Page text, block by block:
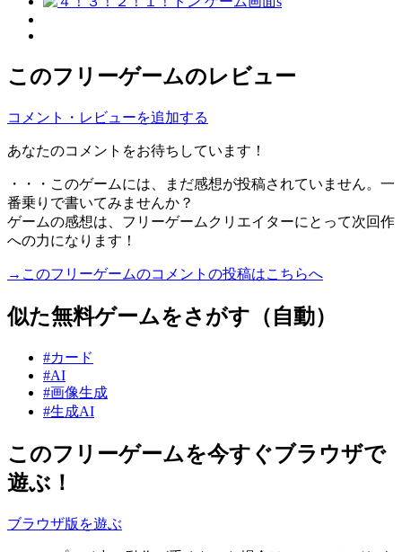
このフリーゲームのレビュー
コメント・レビューを追加する
あなたのコメントをお待ちしています！
・・・このゲームには、まだ感想が投稿されていません。一
番乗りで書いてみませんか？
ゲームの感想は、フリーゲームクリエイターにとって次回作
への力になります！
→このフリーゲームのコメントの投稿はこちらへ
似た無料ゲームをさがす（自動）
#カード
#AI
#画像生成
#生成AI
このフリーゲームを今すぐブラウザで
遊ぶ！
ブラウザ版を遊ぶ